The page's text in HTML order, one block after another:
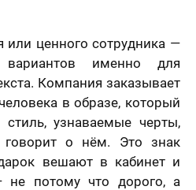
или ценного сотрудника —
именно для
Компания заказывает
в образе, который
узнаваемые черты,
о нём. Это знак
вешают в кабинет и
потому что дорого, а